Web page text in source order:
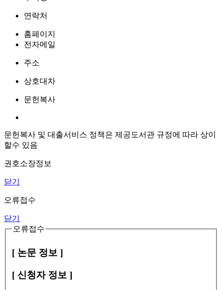
연락처
홈페이지
전자메일
주소
상호대차
문헌복사
문헌복사 및 대출서비스 정책은 제공도서관 규정에 따라 상이
할수 있음
권호소장정보
닫기
오류접수
닫기
오류접수
[ 논문 정보 ]
[ 신청자 정보 ]